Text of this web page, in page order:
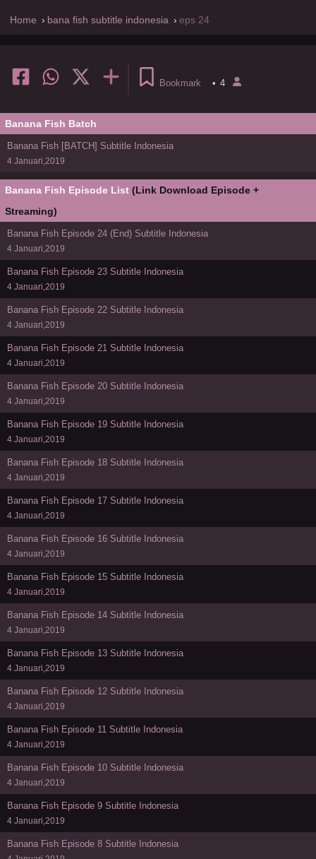
Home bana fish subtitle indonesia eps 24
Bookmark • 4
Banana Fish Batch
Banana Fish [BATCH] Subtitle Indonesia
4 Januari,2019
Banana Fish Episode List (Link Download Episode +
Streaming)
Banana Fish Episode 24 (End) Subtitle Indonesia
4 Januari,2019
Banana Fish Episode 23 Subtitle Indonesia
4 Januari,2019
Banana Fish Episode 22 Subtitle Indonesia
4 Januari,2019
Banana Fish Episode 21 Subtitle Indonesia
4 Januari,2019
Banana Fish Episode 20 Subtitle Indonesia
4 Januari,2019
Banana Fish Episode 19 Subtitle Indonesia
4 Januari,2019
Banana Fish Episode 18 Subtitle Indonesia
4 Januari,2019
Banana Fish Episode 17 Subtitle Indonesia
4 Januari,2019
Banana Fish Episode 16 Subtitle Indonesia
4 Januari,2019
Banana Fish Episode 15 Subtitle Indonesia
4 Januari,2019
Banana Fish Episode 14 Subtitle Indonesia
4 Januari,2019
Banana Fish Episode 13 Subtitle Indonesia
4 Januari,2019
Banana Fish Episode 12 Subtitle Indonesia
4 Januari,2019
Banana Fish Episode 11 Subtitle Indonesia
4 Januari,2019
Banana Fish Episode 10 Subtitle Indonesia
4 Januari,2019
Banana Fish Episode 9 Subtitle Indonesia
4 Januari,2019
Banana Fish Episode 8 Subtitle Indonesia